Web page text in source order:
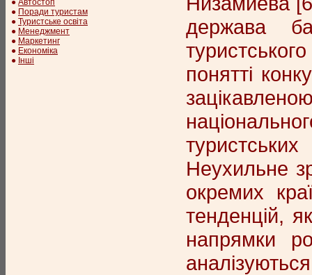
● Автостоп
● Поради туристам
● Туристське освіта
● Менеджмент
● Маркетинг
● Економіка
● Інші
держава
понятті
Неухильне
окремих
тенденцій,
напрямки